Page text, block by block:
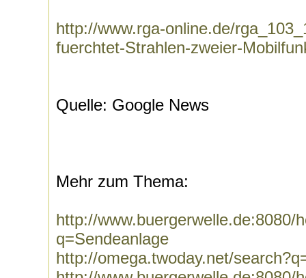
http://www.rga-online.de/
fuerchtet-Strahlen-zweier-
Quelle: Google News
Mehr zum Thema:
http://www.buergerwelle.de:8080/
q=Sendeanlage
http://omega.twoday.net/